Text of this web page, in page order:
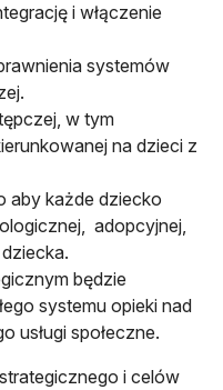
i włączenie
systemów
w tym
na dzieci z
aby każde dziecko
adopcyjnej,
będzie
systemu opieki nad
usługi społeczne.
i celów